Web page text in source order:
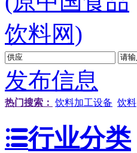
发布信息
热门搜索： 饮料加工设备 饮料
行业分类